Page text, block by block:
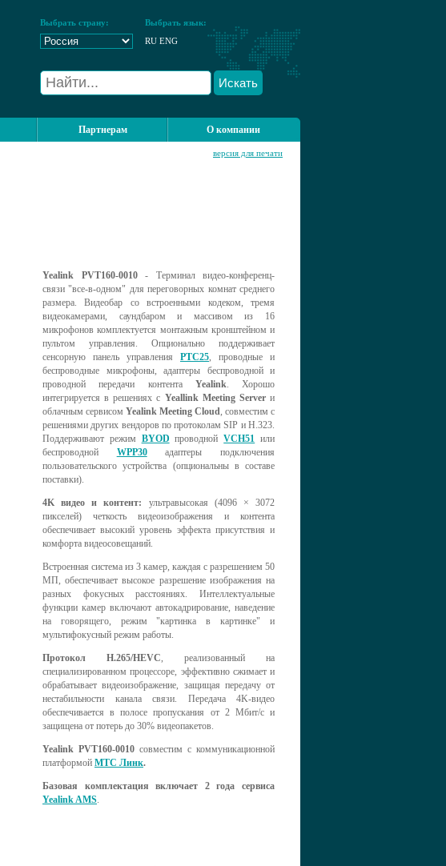
Выбрать страну:
Выбрать язык:
RU ENG
Искать
Партнерам О компании
версия для печати
Yealink PVT160-0010- Терминал видео-конференц-
связи "все-в-одном" для переговорных комнат среднего
размера. Видеобар со встроенными кодеком, тремя
видеокамерами, саундбаром и массивом из 16
микрофонов комплектуется монтажным кронштейном и
пультом управления. Опционально поддерживает
сенсорную панель управления PTC25, проводные и
беспроводные микрофоны, адаптеры беспроводной и
проводной передачи контента Yealink. Хорошо
интегрируется в решениях с Yeallink Meeting Serverи
облачным сервисом Yealink Meeting Cloud, совместим с
решениями других вендоров по протоколам SIP и H.323.
Поддерживают режим BYOD проводнойVCH51 или
беспроводной WPP30адаптеры подключения
пользовательского устройства (опциональны в составе
поставки).
4K видео и контент:
ультравысокая (4096 × 3072
пикселей) четкость видеоизображения и контента
обеспечивает высокий уровень эффекта присутствия и
комфорта видеосовещаний.
Встроенная система из 3 камер, каждая с разрешением 50
МП, обеспечивает высокое разрешение изображения на
разных фокусных расстояниях. Интеллектуальные
функции камер включают автокадрирование, наведение
на говорящего, режим "картинка в картинке" и
мультифокусный режим работы.
Протокол H.265/HEVC, реализованный на
специализированном процессоре, эффективно сжимает и
обрабатывает видеоизображение, защищая передачу от
нестабильности канала связи. Передача 4K-видео
обеспечивается в полосе пропускания от 2 Mбит/с и
защищена от потерь до 30% видеопакетов.
Yealink PVT160-0010 совместим с коммуникационной
платформой МТС Линк.
Базовая комплектация включает 2 года сервиса
Yealink AMS.